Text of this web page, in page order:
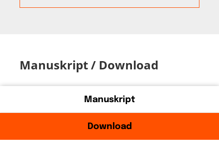
Manuskript / Download
Manuskript
Download